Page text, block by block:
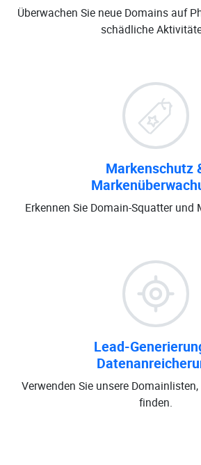
Überwachen Sie neue Domains auf
schädliche
Markenschutz
Erkennen Sie Domain-Squatter und
Lead-
Verwenden Sie unsere
finden.